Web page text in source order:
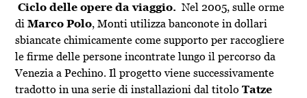
Ciclo delle opere da viaggio. Nel 2005, sulle orme
diMarco Polo, Monti utilizza banconote in dollari
sbiancate chimicamente come supporto per raccogliere
le firme delle persone incontrate lungo il percorso da
Venezia a Pechino. Il progetto viene successivamente
tradotto in una serie di installazioni dal titoloTatze